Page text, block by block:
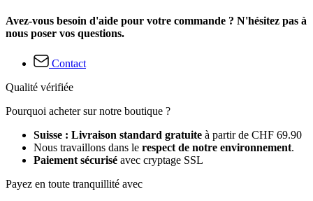
Avez-vous besoin d'aide pour votre commande ? N'hésitez pas à
nous poser vos questions.
Contact
Qualité vérifiée
Pourquoi acheter sur notre boutique ?
Suisse : Livraison standard gratuite à partir de CHF 69.90
Nous travaillons dans le respect de notre environnement.
Paiement sécurisé avec cryptage SSL
Payez en toute tranquillité avec